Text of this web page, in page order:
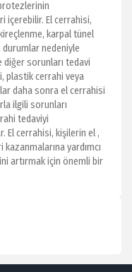
içerebilir. El cerrahisi,
karpal tünel
durumlar nedeniyle
diğer sorunları tedavi
plastik cerrahi veya
daha sonra el cerrahisi
ilgili sorunları
tedaviyi
El cerrahisi, kişilerin el ,
yardımcı
artırmak için önemli bir